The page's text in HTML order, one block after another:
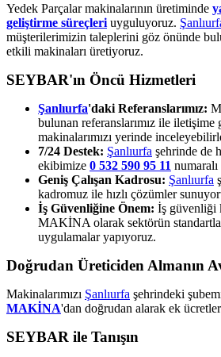
Yedek Parçalar makinalarının üretiminde
geliştirme süreçleri uyguluyoruz.
müşterilerimizin taleplerini göz önünde
etkili makinaları üretiyoruz.
SEYBAR'ın Öncü Hizmetleri
Şanlıurfa'daki Referanslarımız:
bulunan referanslarımız ile iletişime
makinalarımızı yerinde
7/24 Destek: Şanlıurfa şehrinde de
ekibimize 0 532 590 95 11
Geniş Çalışan Kadrosu: Şanlıurfa
kadromuz ile hızlı çözümler
İş Güvenliğine Önem: İş güvenliği
MAKİNA olarak sektörün
uygulamalar yapıyoruz.
Doğrudan Üreticiden Almanın
Makinalarımızı Şanlıurfa şehrindeki
MAKİNA'dan doğrudan alarak ek
SEYBAR ile Tanışın